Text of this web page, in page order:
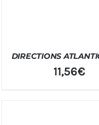
DIRECTIONS
11,56€